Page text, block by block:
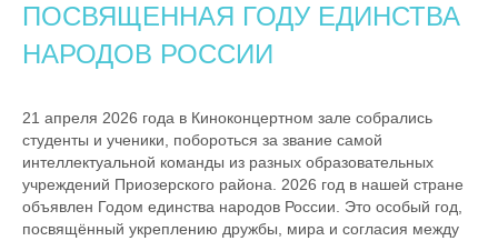
ПОСВЯЩЕННАЯ ГОДУ ЕДИНСТВА
НАРОДОВ РОССИИ
21 апреля 2026 года в Киноконцертном зале собрались
студенты и ученики, побороться за звание самой
интеллектуальной команды из разных образовательных
учреждений Приозерского района. 2026 год в нашей стране
объявлен Годом единства народов России. Это особый год,
посвящённый укреплению дружбы, мира и согласия между